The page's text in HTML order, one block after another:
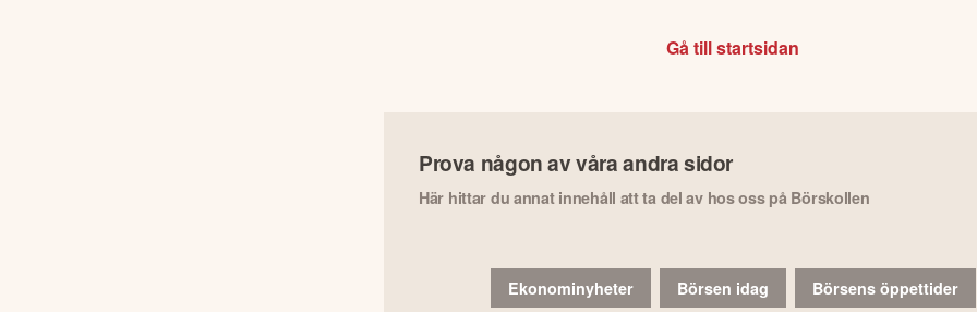
Gå till startsidan
Prova någon av våra andra sidor
Här hittar du annat innehåll att ta del av hos oss på Börskollen
Ekonominyheter Börsen idag Börsens öppettider